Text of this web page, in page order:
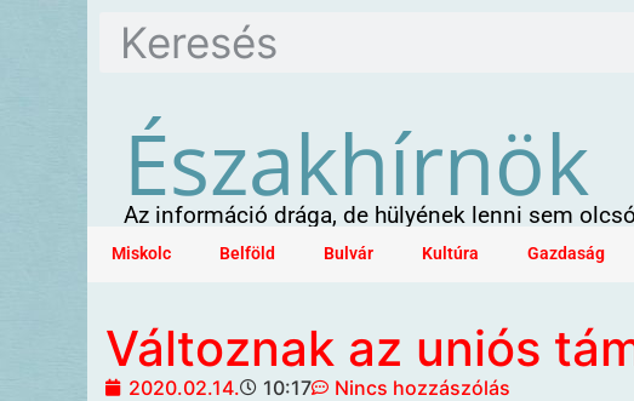
Északhírnök
Az információ drága, de hülyének lenni sem
Miskolc Belföld Bulvár Kultúra Gazdaság
Változnak az uniós
2020.02.14. 10:17
Nincs hozzászólás